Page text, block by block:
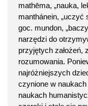
mathēma, „nauka,
manthánein, „uczyć
goc. mundon,
narzędzi do
przyjętych założeń,
rozumowania.
najróżniejszych
czynione w
naukach